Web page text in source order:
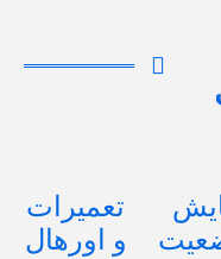
تعمیرات
و اورهال